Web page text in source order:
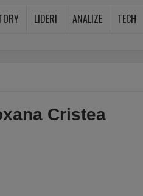
LIDERI ANALIZE TECH
Cristea